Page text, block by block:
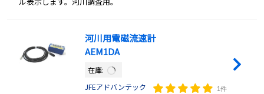
河川用電磁流速計
AEM1DA
在庫:
JFEアドバンテック
1件